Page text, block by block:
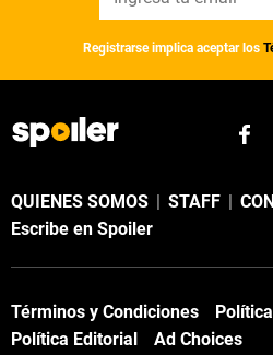
Registrarse implica aceptar los
QUIENES SOMOS STAFF
Escribe en Spoiler
Términos y Condiciones
Política Editorial
Ad Choices